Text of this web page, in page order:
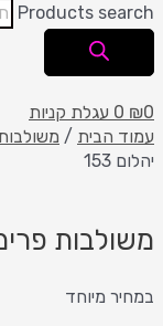
Products search
₪0
0 עגלת קניות
עמוד הבית /
יהלום 153
משולבות
במחיר מיוחד